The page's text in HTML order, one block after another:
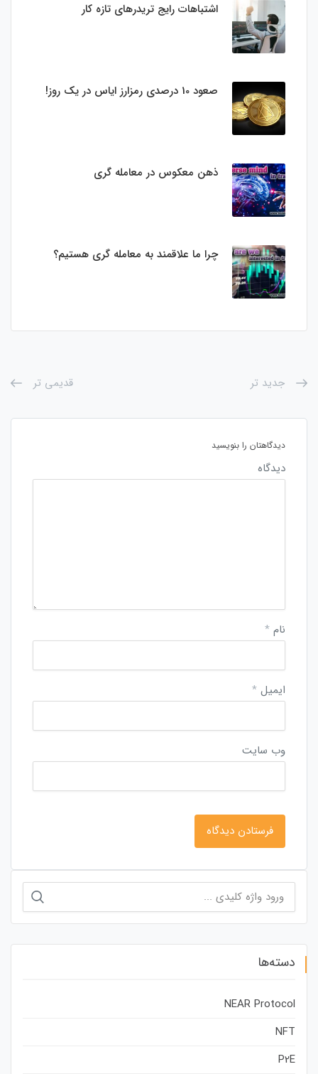
اشتباهات رایج تریدرهای تازه کار
صعود 10 درصدی رمزارز ایاس در یک روز!
ذهن معکوس در معامله گری
چرا ما علاقمند به معامله گری هستیم؟
جدید تر قدیمی تر
دیدگاهتان را بنویسید
دیدگاه
نام *
ایمیل *
وب‌ سایت
برای:
دسته‌ها
NEAR Protocol
NFT
P2E